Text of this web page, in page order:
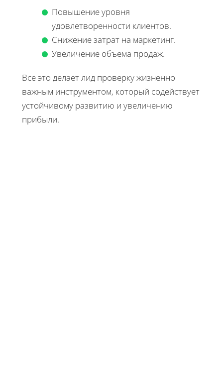
Повышение уровня
удовлетворенности клиентов.
Снижение затрат на маркетинг.
Увеличение объема продаж.
Все это делает лид проверку жизненно
важным инструментом, который содействует
устойчивому развитию и увеличению
прибыли.